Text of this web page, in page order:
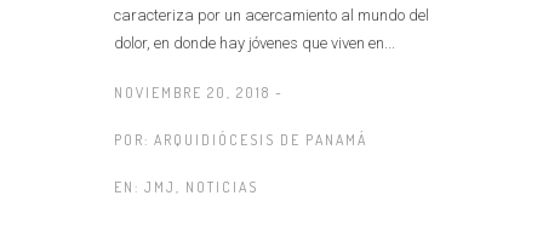
caracteriza por un acercamiento al mundo del
dolor, en donde hay jóvenes que viven en...
NOVIEMBRE 20, 2018 -
POR: ARQUIDIÓCESIS DE PANAMÁ
EN: JMJ , NOTICIAS